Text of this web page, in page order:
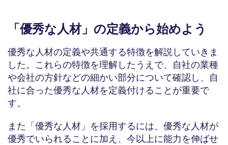
「優秀な人材」の定義から始めよう
優秀な人材の定義や共通する特徴を解説していきま
した。これらの特徴を理解したうえで、自社の業種
や会社の方針などの細かい部分について確認し、自
社に合った優秀な人材を定義付けることが重要で
す。
また「優秀な人材」を採用するには、優秀な人材が
優秀でいられることに加え、今以上に能力を伸ばせ